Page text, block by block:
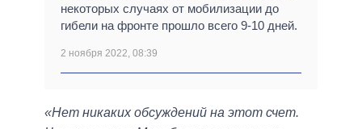
некоторых случаях от мобилизации до
гибели на фронте прошло всего 9-10 дней.
2 ноября 2022, 08:39
«Нет никаких обсуждений на этот счет.